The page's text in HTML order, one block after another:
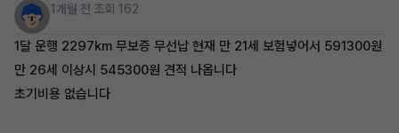
1개월 전 조회 162
1달 운행 2297km 무보증 무선납 현재 만 21세 보험넣어서 591300원
만 26세 이상시 545300원 견적 나옵니다
초기비용 없습니다